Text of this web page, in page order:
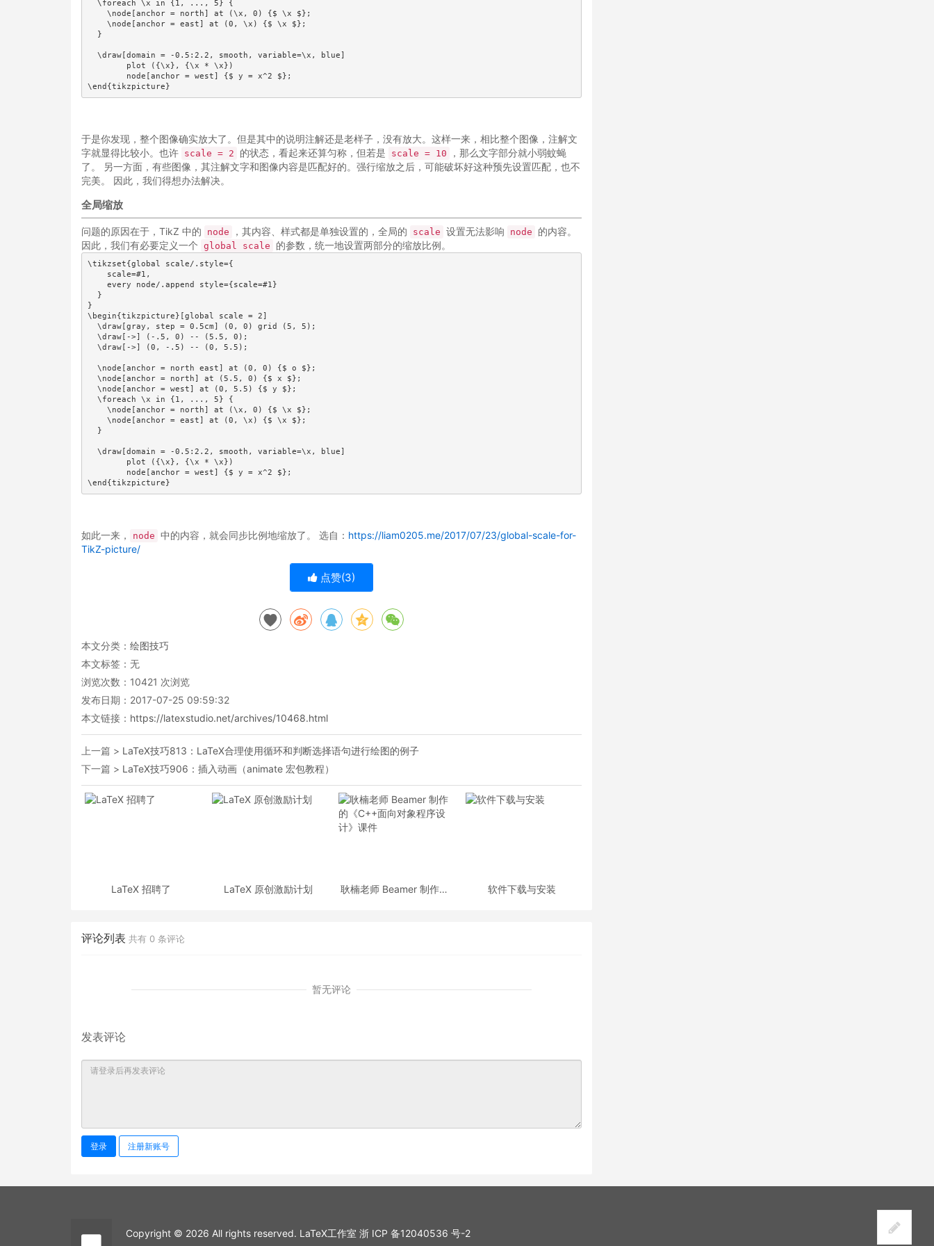
  \foreach \x in {1, ..., 5} {
    \node[anchor = north] at (\x, 0) {$ \x $};
    \node[anchor = east] at (0, \x) {$ \x $};
  }
  \draw[domain = -0.5:2.2, smooth, variable=\x, blue]
        plot ({\x}, {\x * \x})
        node[anchor = west] {$ y = x^2 $};
\end{tikzpicture}
于是你发现，整个图像确实放大了。但是其中的说明注解还是老样子，没有放大。这样一来，相比整个图像，注解文
字就显得比较小。也许 scale = 2 的状态，看起来还算匀称，但若是 scale = 10
，那么文字部分就小弱蚊蝇
了。 另一方面，有些图像，其注解文字和图像内容是匹配好的。强行缩放之后，可能破坏好这种预先设置匹配，也不
完美。 因此，我们得想办法解决。
全局缩放
问题的原因在于，TikZ 中的 node ，其内容、样式都是单独设置的，全局的 scale 设置无法影响 node
的内容。
因此，我们有必要定义一个 global scale 的参数，统一地设置两部分的缩放比例。
\tikzset{global scale/.style={
    scale=#1,
    every node/.append style={scale=#1}
  }
}
\begin{tikzpicture}[global scale = 2]
  \draw[gray, step = 0.5cm] (0, 0) grid (5, 5);
  \draw[->] (-.5, 0) -- (5.5, 0);
  \draw[->] (0, -.5) -- (0, 5.5);
  \node[anchor = north east] at (0, 0) {$ o $};
  \node[anchor = north] at (5.5, 0) {$ x $};
  \node[anchor = west] at (0, 5.5) {$ y $};
  \foreach \x in {1, ..., 5} {
    \node[anchor = north] at (\x, 0) {$ \x $};
    \node[anchor = east] at (0, \x) {$ \x $};
  }
  \draw[domain = -0.5:2.2, smooth, variable=\x, blue]
        plot ({\x}, {\x * \x})
        node[anchor = west] {$ y = x^2 $};
\end{tikzpicture}
如此一来， node 中的内容，就会同步比例地缩放了。 选自： https://liam0205.me/2017/07/23/global-scale-for-
TikZ-picture/
点赞(3)
本文分类： 绘图技巧
本文标签：无
浏览次数： 10421 次浏览
发布日期：2017-07-25 09:59:32
本文链接： https://latexstudio.net/archives/10468.html
上一篇 > LaTeX技巧813：LaTeX合理使用循环和判断选择语句进行绘图的例子
下一篇 > LaTeX技巧906：插入动画（animate 宏包教程）
LaTeX 招聘了 LaTeX 原创激励计划
耿楠老师 Beamer 制作的
软件下载与安装
评论列表 共有 0 条评论
暂无评论
发表评论
登录 注册新账号
Copyright © 2026 All rights reserved. LaTeX工作室 浙 ICP 备12040536 号-2